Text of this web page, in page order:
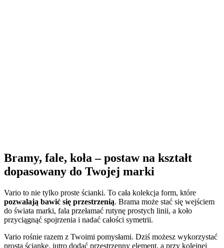
Bramy, fale, koła – postaw na kształt
dopasowany do Twojej marki
Vario to nie tylko proste ścianki. To cała kolekcja form, które
pozwalają bawić się przestrzenią. Brama może stać się wejściem
do świata marki, fala przełamać rutynę prostych linii, a koło
przyciągnąć spojrzenia i nadać całości symetrii.
Vario rośnie razem z Twoimi pomysłami. Dziś możesz wykorzystać
prostą ściankę, jutro dodać przestrzenny element, a przy kolejnej